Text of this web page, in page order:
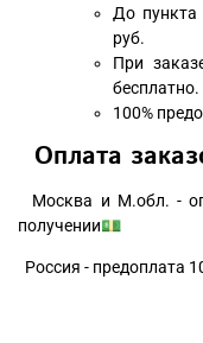
До
руб.
При
бесплатно.
100%
Оплата
Москва и М.обл. -
получении💵
Россия - предоплата